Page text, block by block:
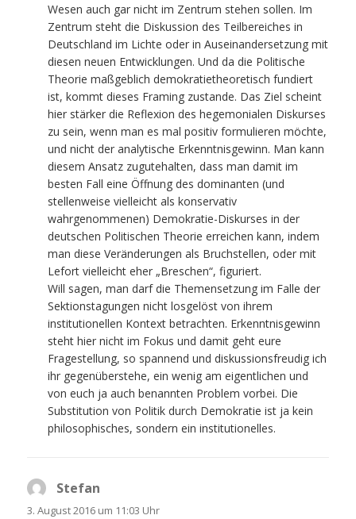
Wesen auch gar nicht im Zentrum stehen sollen. Im
Zentrum steht die Diskussion des Teilbereiches in
Deutschland im Lichte oder in Auseinandersetzung mit
diesen neuen Entwicklungen. Und da die Politische
Theorie maßgeblich demokratietheoretisch fundiert
ist, kommt dieses Framing zustande. Das Ziel scheint
hier stärker die Reflexion des hegemonialen Diskurses
zu sein, wenn man es mal positiv formulieren möchte,
und nicht der analytische Erkenntnisgewinn. Man kann
diesem Ansatz zugutehalten, dass man damit im
besten Fall eine Öffnung des dominanten (und
stellenweise vielleicht als konservativ
wahrgenommenen) Demokratie-Diskurses in der
deutschen Politischen Theorie erreichen kann, indem
man diese Veränderungen als Bruchstellen, oder mit
Lefort vielleicht eher „Breschen“, figuriert.
Will sagen, man darf die Themensetzung im Falle der
Sektionstagungen nicht losgelöst von ihrem
institutionellen Kontext betrachten. Erkenntnisgewinn
steht hier nicht im Fokus und damit geht eure
Fragestellung, so spannend und diskussionsfreudig ich
ihr gegenüberstehe, ein wenig am eigentlichen und
von euch ja auch benannten Problem vorbei. Die
Substitution von Politik durch Demokratie ist ja kein
philosophisches, sondern ein institutionelles.
Stefan
3. August 2016 um 11:03 Uhr